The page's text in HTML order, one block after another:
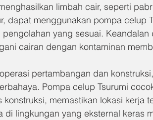
limbah cair, seperti
dapat menggunakan pompa celup
yang sesuai. Keandalan
cairan dengan kontaminan
pertambangan dan
Pompa celup Tsurumi
memastikan lokasi kerja
di lingkungan yang eksternal keras